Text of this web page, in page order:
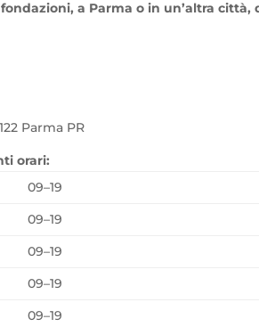
a Parma o in un’altra città,
Parma PR
orari:
09–19
09–19
09–19
09–19
09–19